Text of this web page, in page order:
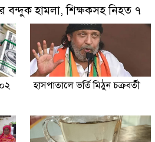
বন্দুক হামলা, শিক্ষকসহ নিহত ৭
হাসপাতালে ভর্তি মিঠুন চক্রবর্তী